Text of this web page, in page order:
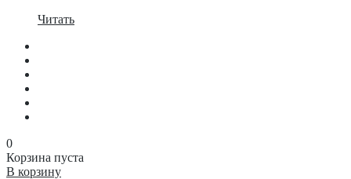
Читать
0
Корзина пуста
В корзину